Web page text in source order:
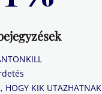
HOGY KIK UTAZHATNAK